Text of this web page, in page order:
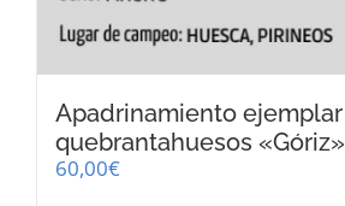
Apadrinamiento ejemplar
quebrantahuesos «Góriz»
60,00€